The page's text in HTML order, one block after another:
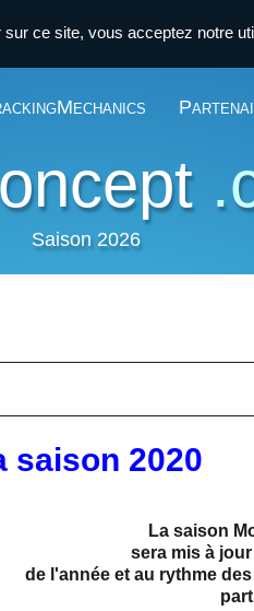
ce site, vous acceptez notre
Saison 2026
saison 2020
La saison
sera mis à
de l'année et au rythme